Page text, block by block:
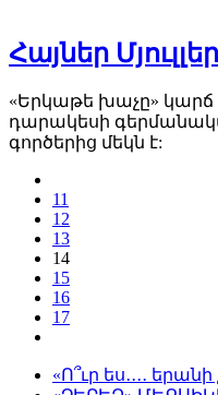
Հայներ
«Երկաթե խաչը»
դարակեսի
գործերից մեկն է:
11
12
13
14
15
16
17
«Ո՞ւր ես․․․․